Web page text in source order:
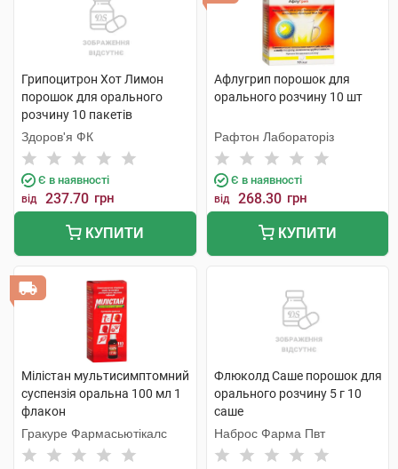
Грипоцитрон Хот Лимон
порошок для орального
розчину 10 пакетів
Здоров'я ФК
Є в наявності
від 237.70 грн
КУПИТИ
Афлугрип порошок для
орального розчину 10 шт
Рафтон Лабораторіз
Є в наявності
від 268.30 грн
КУПИТИ
Мілістан мультисимптомний
суспензія оральна 100 мл 1
флакон
Гракуре Фармасьютікалс
Флюколд Саше порошок для
орального розчину 5 г 10
саше
Наброс Фарма Пвт